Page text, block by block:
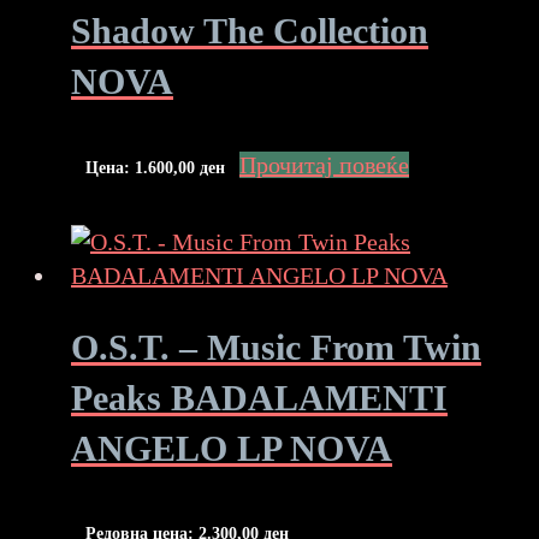
Shadow The Collection
NOVA
Цена: 1.600,00 ден Прочитај повеќе
O.S.T. – Music From Twin
Peaks BADALAMENTI
ANGELO LP NOVA
Редовна цена: 2.300,00 ден